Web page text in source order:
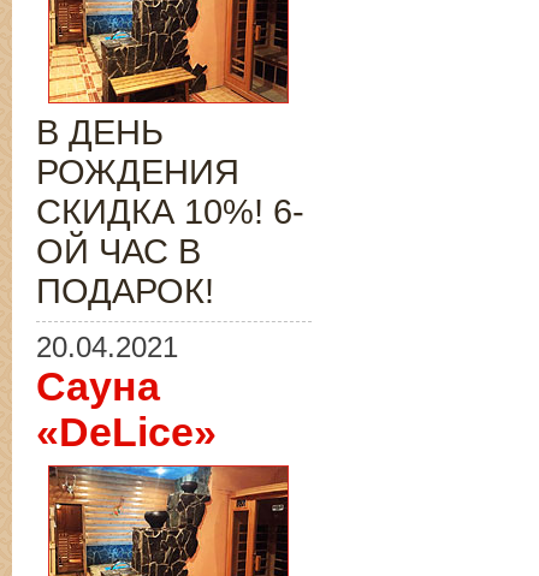
В ДЕНЬ
РОЖДЕНИЯ
СКИДКА 10%! 6-
ОЙ ЧАС В
ПОДАРОК!
20.04.2021
Сауна
«DeLice»